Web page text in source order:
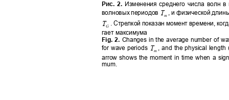
Рис. 2. Изменения среднего числа волн в
волновых периодов m ,и физической
T
G . Стрелкой показан момент времени,
T
гает максимума
Fig. 2. Changes in the average number of
for wave periods
m , and the physical
T
arrow shows the moment in time when a
mum.